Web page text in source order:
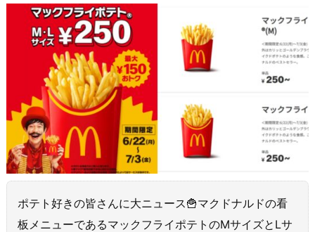
ポテト好きの皆さんに大ニュース🍟マクドナルドの看
板メニューであるマックフライポテトのMサイズとLサ